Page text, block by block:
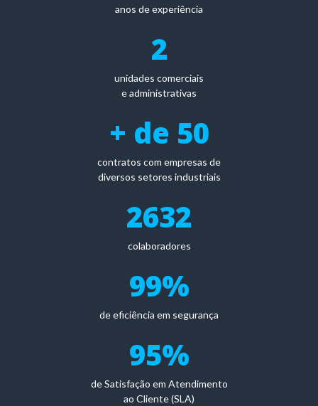
anos de experiência
2
unidades comerciais
e administrativas
+ de 50
contratos com empresas de
diversos setores industriais
2632
colaboradores
99%
de eficiência em segurança
95%
de Satisfação em Atendimento
ao Cliente (SLA)